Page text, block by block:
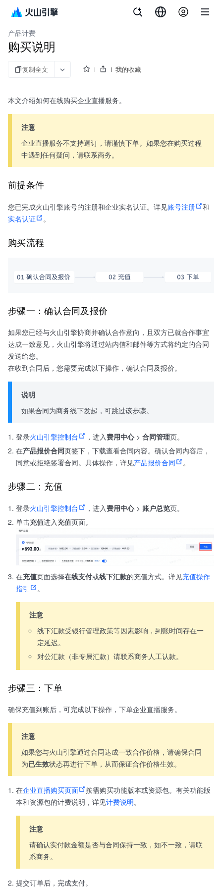
企业直播
产品计费
购买说明
复制全文 我的收藏
本文介绍如何在线购买企业直播服务。
注意
企业直播服务不支持退订，请谨慎下单。如果您在购买过程
中遇到任何疑问，请联系商务。
前提条件
您已完成火山引擎账号的注册和企业实名认证。详见账号注册
和
实名认证
。
购买流程
步骤一：确认合同及报价
如果您已经与火山引擎协商并确认合作意向，且双方已就合作事宜
达成一致意见，火山引擎将通过站内信和邮件等方式将约定的合同
发送给您。
在收到合同后，您需要完成以下操作，确认合同及报价。
说明
如果合同为商务线下发起，可跳过该步骤。
登录火山引擎控制台 ，进入费用中心> 合同管理页。
在产品报价合同页签下，下载查看合同内容。确认合同内容后，
同意或拒绝签署合同。具体操作，详见产品报价合同 。
步骤二：充值
登录火山引擎控制台 ，进入费用中心> 账户总览页。
单击充值进入 充值页面。
在充值页面选择在线支付或线下汇款的充值方式。详见充值操作
指引
。
注意
线下汇款受银行管理政策等因素影响，到账时间存在一
定延迟。
对公汇款（非专属汇款）请联系商务人工认款。
步骤三：下单
确保充值到账后，可完成以下操作，下单企业直播服务。
注意
如果您与火山引擎通过合同达成一致合作价格，请确保合同
为已生效状态再进行下单，从而保证合作价格生效。
在企业直播购买页面
按需购买功能版本或资源包。有关功能版
本和资源包的计费说明，详见计费说明。
注意
请确认实付款金额是否与合同保持一致，如不一致，请联
系商务。
提交订单后，完成支付。